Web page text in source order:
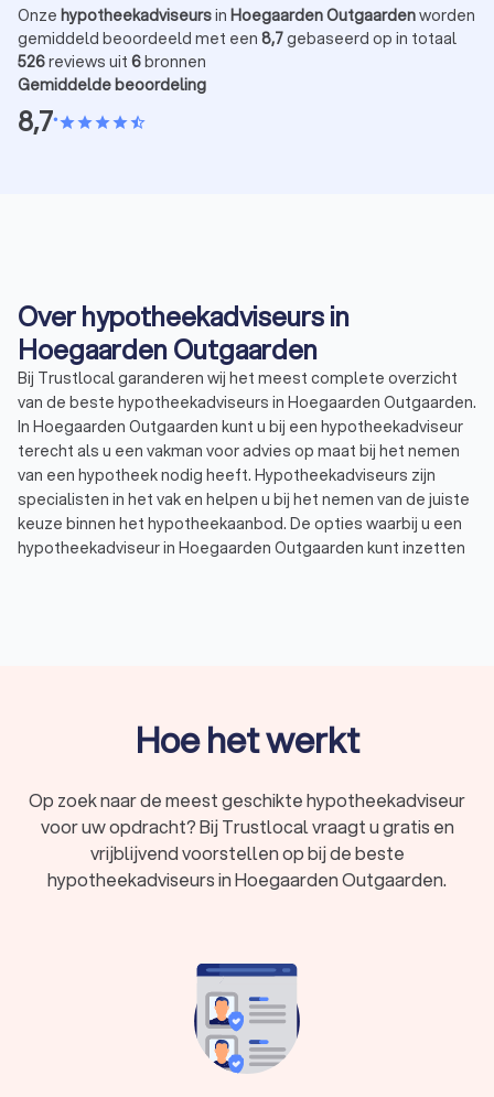
Onze hypotheekadviseursin Hoegaarden Outgaardenworden
gemiddeld beoordeeld met een 8,7gebaseerd op in totaal
526reviews uit 6bronnen
Gemiddelde beoordeling
8,7•starstarstarstarstar_half
Over hypotheekadviseurs in
Hoegaarden Outgaarden
Bij Trustlocal garanderen wij het meest complete overzicht
van de beste hypotheekadviseurs in Hoegaarden Outgaarden.
In Hoegaarden Outgaarden kunt u bij een hypotheekadviseur
terecht als u een vakman voor advies op maat bij het nemen
van een hypotheek nodig heeft. Hypotheekadviseurs zijn
specialisten in het vak en helpen u bij het nemen van de juiste
keuze binnen het hypotheekaanbod. De opties waarbij u een
hypotheekadviseur in Hoegaarden Outgaarden kunt inzetten
hypotheekadviseurs gevonden. De hypotheekadviseurs in
Hoegaarden Outgaarden hebben een gemiddelde
kiest, via Trustlocal maakt u een goede keuze voor de
hypotheekadviseur. We kunnen u ook helpen door direct
prijsopgaven aan te vragen bij verschillende
hypotheekadviseurs. Zo kunt u eenvoudig de
hypotheekadviseurs vergelijken en de hypotheekadviseur
Hoe het werkt
Op zoek naar de meest geschikte hypotheekadviseur
voor uw opdracht? Bij Trustlocal vraagt u gratis en
vrijblijvend voorstellen op bij de beste
hypotheekadviseurs in Hoegaarden Outgaarden.